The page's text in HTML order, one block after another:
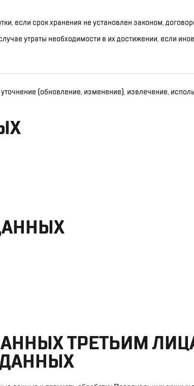
если срок хранения не установлен законом,
утраты необходимости в их достижении, если
(обновление, изменение), извлечение,
ТРЕТЬИМ